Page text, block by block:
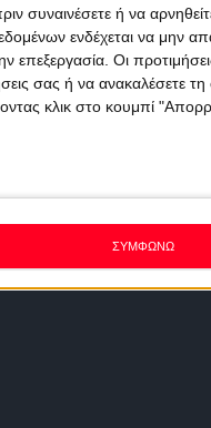
συναινέσετε ή να
ενδέχεται να μην
επεξεργασία. Οι
σας ή να ανακαλέσετε
κλικ στο κουμπί
ΣΥΜΦΩΝΩ